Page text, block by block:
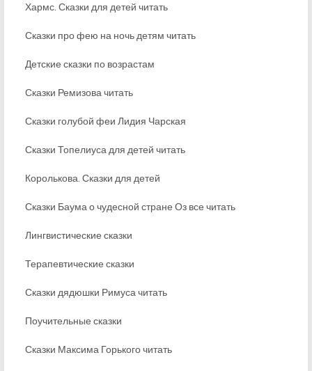
Хармс. Сказки для детей читать
Сказки про фею на ночь детям читать
Детские сказки по возрастам
Сказки Ремизова читать
Сказки голубой феи Лидия Чарская
Сказки Топелиуса для детей читать
Королькова. Сказки для детей
Сказки Баума о чудесной стране Оз все читать
Лингвистические сказки
Терапевтические сказки
Сказки дядюшки Римуса читать
Поучительные сказки
Сказки Максима Горького читать